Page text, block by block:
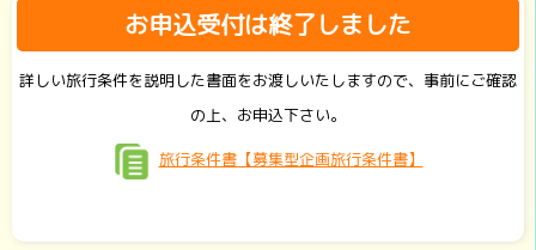
お申込受付は終了しました
詳しい旅行条件を説明した書面をお渡しいたしますので、事前にご確認
の上、お申込下さい。
旅行条件書【募集型企画旅行条件書】